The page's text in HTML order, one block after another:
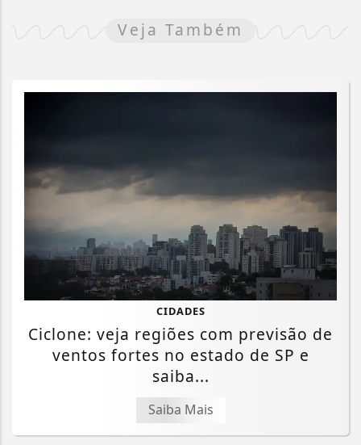
Veja Também
CIDADES
Ciclone: veja regiões com previsão de
ventos fortes no estado de SP e
saiba...
Saiba Mais